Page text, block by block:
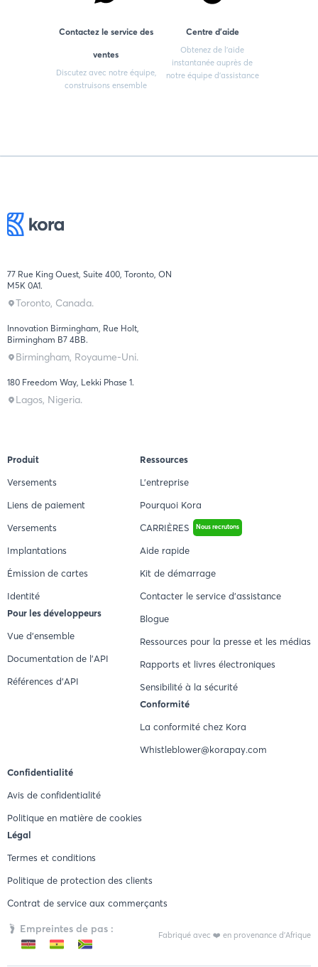
Contactez le service des
ventes
Discutez avec notre équipe,
construisons ensemble
Centre d'aide
Obtenez de l'aide
instantanée auprès de
notre équipe d'assistance
77 Rue King Ouest, Suite 400, Toronto, ON
M5K 0A1.
Toronto, Canada.
Innovation Birmingham, Rue Holt,
Birmingham B7 4BB.
Birmingham, Royaume-Uni.
180 Freedom Way, Lekki Phase 1.
Lagos, Nigeria.
Produit
Versements
Liens de paiement
Versements
Implantations
Émission de cartes
Identité
Pour les développeurs
Vue d'ensemble
Documentation de l'API
Références d'API
Ressources
L'entreprise
Pourquoi Kora
CARRIÈRES
Nous recrutons
Aide rapide
Kit de démarrage
Contacter le service d'assistance
Blogue
Ressources pour la presse et les médias
Rapports et livres électroniques
Sensibilité à la sécurité
Conformité
La conformité chez Kora
Whistleblower@korapay.com
Confidentialité
Avis de confidentialité
Politique en matière de cookies
Légal
Termes et conditions
Politique de protection des clients
Contrat de service aux commerçants
Empreintes de pas :
Fabriqué avec ❤️ en provenance d'Afrique